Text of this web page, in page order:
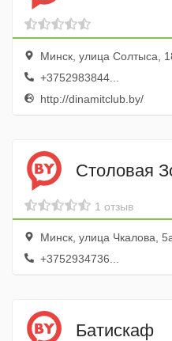
Минск, улица Солтыса,
+3752983844...
http://dinamitclub.by/
Столовая
1 отзыв
Минск, улица Чкалова,
+3752934736...
Батискаф